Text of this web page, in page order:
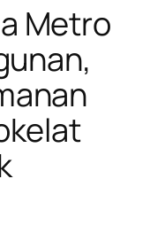
Metro